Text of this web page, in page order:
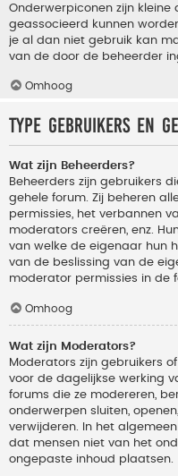
Onderwerpiconen zijn
geassocieerd kunnen
je al dan niet gebruik kan
van de door de beheerder
Omhoog
Type gebruikers en
Wat zijn Beheerders?
Beheerders zijn gebruikers
gehele forum. Zij beheren
permissies, het verbannen
moderators creëren, enz.
van welke de eigenaar hun
van de beslissing van de
moderator permissies in de
Omhoog
Wat zijn Moderators?
Moderators zijn gebruikers
voor de dagelijkse werking
forums die ze modereren,
onderwerpen sluiten,
verwijderen. In het
dat mensen niet van het
ongepaste inhoud plaatsen.